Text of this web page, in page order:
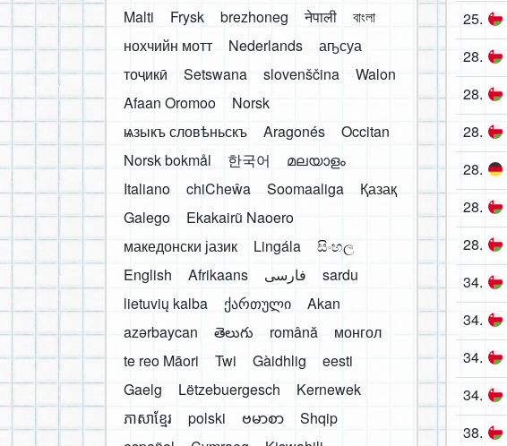
25.
28.
28.
28.
28.
28.
28.
34.
34.
34.
34.
38.
Malti
Frysk brezhoneg नेपाली
বাংলা
нохчийн мотт
Nederlands
аҧсуа
тоҷикӣ
Setswana slovenščina
Walon
Afaan Oromoo
Norsk
ѩзыкъ словѣньскъ
Aragonés
Occitan
Norsk bokmål
한국어
മലയാളം
Italiano
chiCheŵa Soomaaliga
Қазақ
Galego
Ekakairũ Naoero
македонски јазик
Lingála
සිංහල
English
Afrikaans فارسی
sardu
lietuvių kalba
ქართული
Akan
azərbaycan
తెలుగు română
монгол
te reo Māori
Twi Gàidhlig
eesti
Gaelg
Lëtzebuergesch
Kernewek
ភាសាខ្មែរ
polski ဗမာစာ
Shqip